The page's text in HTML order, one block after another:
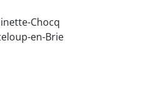
Chocq
en-Brie